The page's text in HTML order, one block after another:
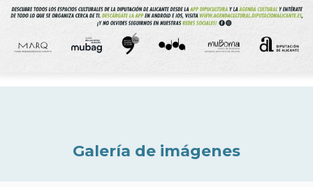
Galería de imágenes